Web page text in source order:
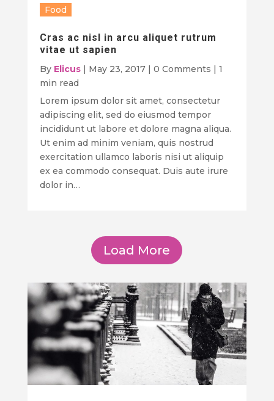
Food
Cras ac nisl in arcu aliquet rutrum
vitae ut sapien
By Elicus| May 23, 2017| 0 Comments | 1
min read
Lorem ipsum dolor sit amet, consectetur
adipiscing elit, sed do eiusmod tempor
incididunt ut labore et dolore magna aliqua.
Ut enim ad minim veniam, quis nostrud
exercitation ullamco laboris nisi ut aliquip
ex ea commodo consequat. Duis aute irure
dolor in…
Load More